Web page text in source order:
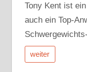
Tony Kent ist
auch ein Top-
weiter